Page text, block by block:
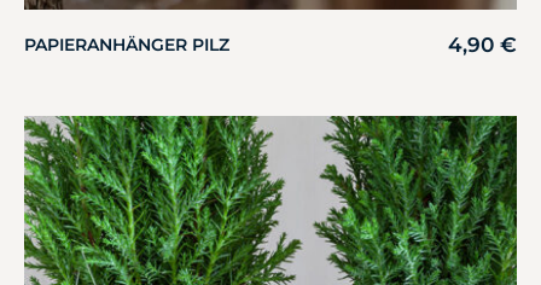
PAPIERANHÄNGER PILZ 4,90 €